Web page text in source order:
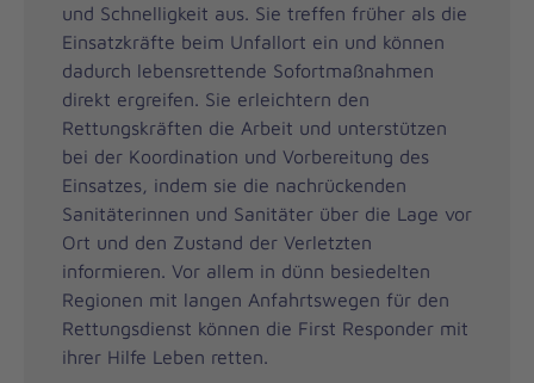
und Schnelligkeit aus. Sie treffen früher als die
Einsatzkräfte beim Unfallort ein und können
dadurch lebensrettende Sofortmaßnahmen
direkt ergreifen. Sie erleichtern den
Rettungskräften die Arbeit und unterstützen
bei der Koordination und Vorbereitung des
Einsatzes, indem sie die nachrückenden
Sanitäterinnen und Sanitäter über die Lage vor
Ort und den Zustand der Verletzten
informieren. Vor allem in dünn besiedelten
Regionen mit langen Anfahrtswegen für den
Rettungsdienst können die First Responder mit
ihrer Hilfe Leben retten.